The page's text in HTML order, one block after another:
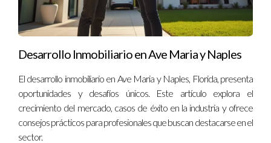
Desarrollo Inmobiliario en Ave Maria y Naples
El desarrollo inmobiliario en Ave Maria y Naples, Florida, presenta
oportunidades y desafíos únicos. Este artículo explora el
crecimiento del mercado, casos de éxito en la industria y ofrece
consejos prácticos para profesionales que buscan destacarse en el
sector.